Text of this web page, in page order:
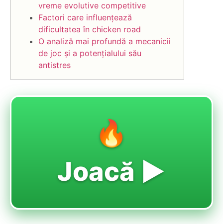
vreme evolutive competitive
Factori care influențează
dificultatea în chicken road
O analiză mai profundă a mecanicii
de joc și a potențialului său
antistres
🔥
Joacă ▶️